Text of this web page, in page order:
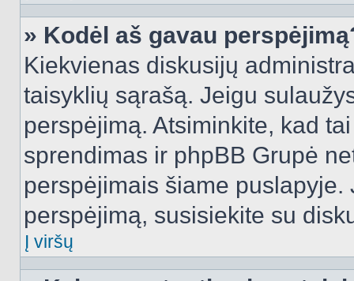
» Kodėl aš gavau
Kiekvienas diskusijų
taisyklių sąrašą. Jeigu
perspėjimą. Atsiminkite, kad
sprendimas ir phpBB Grupė
perspėjimais šiame
perspėjimą, susisiekite su
Į viršų